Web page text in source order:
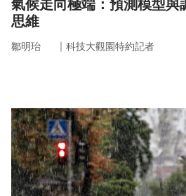
氣候走向極端：預測模型與
思維
鄒明珆 ｜ 科技大觀園特約記者